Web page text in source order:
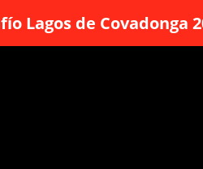
Lagos de Covadonga